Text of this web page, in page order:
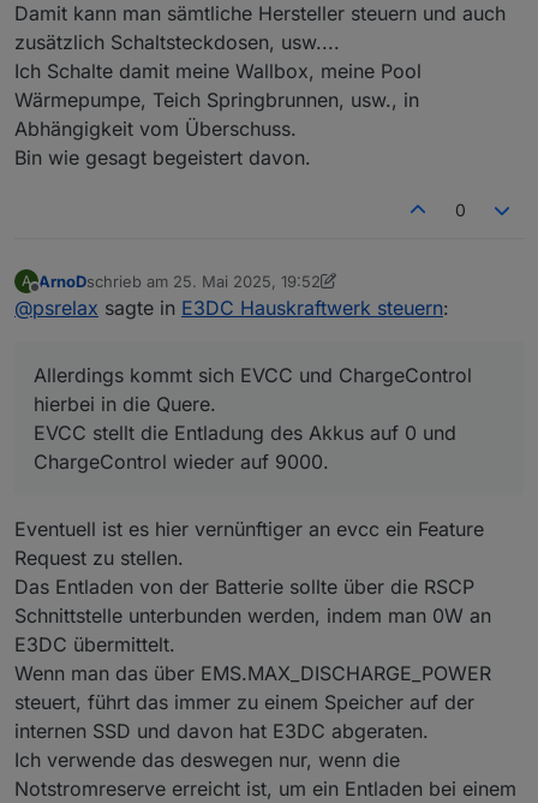
Damit kann man sämtliche Hersteller steuern und auch
zusätzlich Schaltsteckdosen, usw....
Ich Schalte damit meine Wallbox, meine Pool
Wärmepumpe, Teich Springbrunnen, usw., in
Abhängigkeit vom Überschuss.
Bin wie gesagt begeistert davon.
0
A
Offline
ArnoDschrieb am 25. Mai 2025, 19:52
zuletzt editiert von ArnoD
@psrelax sagte in E3DC Hauskraftwerk steuern:
Allerdings kommt sich EVCC und ChargeControl
hierbei in die Quere.
EVCC stellt die Entladung des Akkus auf 0 und
ChargeControl wieder auf 9000.
Eventuell ist es hier vernünftiger an evcc ein Feature
Request zu stellen.
Das Entladen von der Batterie sollte über die RSCP
Schnittstelle unterbunden werden, indem man 0W an
E3DC übermittelt.
Wenn man das über EMS.MAX_DISCHARGE_POWER
steuert, führt das immer zu einem Speicher auf der
internen SSD und davon hat E3DC abgeraten.
Ich verwende das deswegen nur, wenn die
Notstromreserve erreicht ist, um ein Entladen bei einem